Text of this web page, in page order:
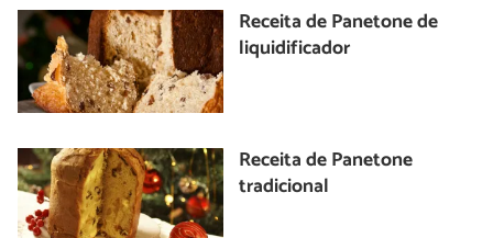
Receita de Panetone de
liquidificador
Receita de Panetone
tradicional